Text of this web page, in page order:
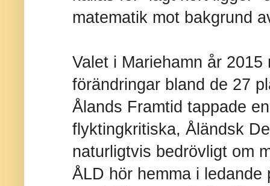
matematik mot bakgrund
Valet i Mariehamn år
förändringar bland de 27
Ålands Framtid tappade
flyktingkritiska, Åländsk
naturligtvis bedrövligt om
ÅLD hör hemma i ledande